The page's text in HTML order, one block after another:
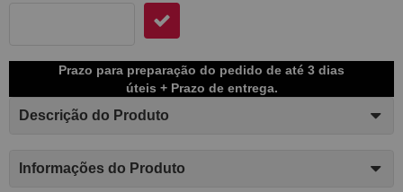
Prazo para preparação do pedido de até 3 dias
úteis + Prazo de entrega.
Descrição do Produto
Informações do Produto